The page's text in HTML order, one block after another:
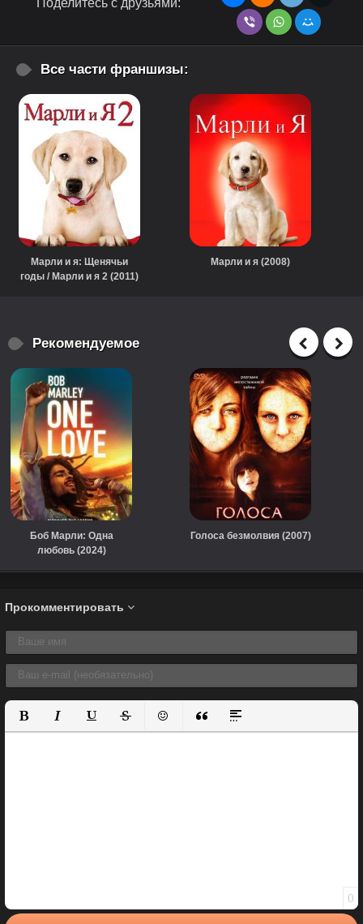
Все части франшизы:
Марли и я: Щенячьи
годы / Марли и я 2 (2011)
Марли и я (2008)
Рекомендуемое
Боб Марли: Одна
любовь (2024)
Голоса безмолвия (2007)
Прокомментировать
Полужирный
КурсивПодчеркнутый
ЗачеркнутыйВставить смайлик
Вставка цитаты
Вставка спойлера
0